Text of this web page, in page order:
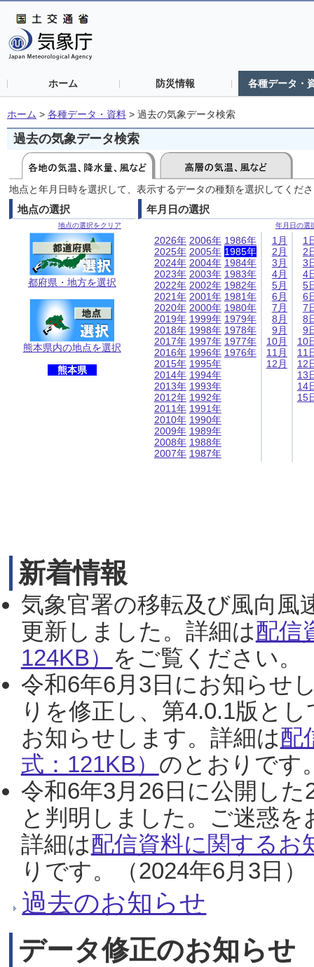
ホーム 防災情報 各種データ・
ホーム > 各種データ・資料 > 過去の気象データ検索
過去の気象データ検索
地点と年月日時を選択して、表示するデータの種類を選択してくだ
地点の選択
地点の選択をクリア
都府県・地方を選択
熊本県内の地点を選択
熊本県
年月日の選択
年月日の選
2026年
2025年
2024年
2023年
2022年
2021年
2020年
2019年
2018年
2017年
2016年
2015年
2014年
2013年
2012年
2011年
2010年
2009年
2008年
2007年
2006年
2005年
2004年
2003年
2002年
2001年
2000年
1999年
1998年
1997年
1996年
1995年
1994年
1993年
1992年
1991年
1990年
1989年
1988年
1987年
1986年
1985年
1984年
1983年
1982年
1981年
1980年
1979年
1978年
1977年
1976年
1月
2月
3月
4月
5月
6月
7月
8月
9月
10月
11月
12月
1
2
3
4
5
6
7
8
9
10
11
12
13
14
15
新着情報
気象官署の移転及び風向風
更新しました。詳細は配信
124KB） をご覧ください。
令和6年6月3日にお知らせ
りを修正し、第4.0.1版と
お知らせします。詳細は配
式：121KB） のとおりです
令和6年3月26日に公開し
と判明しました。ご迷惑
詳細は配信資料に関するお
りです。（2024年6月3日）
過去のお知らせ
データ修正のお知らせ